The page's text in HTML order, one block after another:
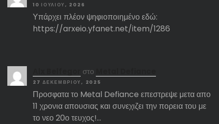
10 ΙΟΥΛΊΟΥ, 2026
Υπάρχει πλέον ψηφιοποιημένο εδώ:
https://arxeio.yfanet.net/item/1286
στο
27 ΔΕΚΕΜΒΡΊΟΥ, 2025
Προσφατα το Metal Defiance επεστρεψε μετα απο
11 χρονια απουσιας και συνεχιζει την πορεια του με
το νεο 20ο τευχος!…